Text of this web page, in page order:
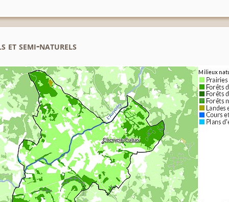
et semi-naturels